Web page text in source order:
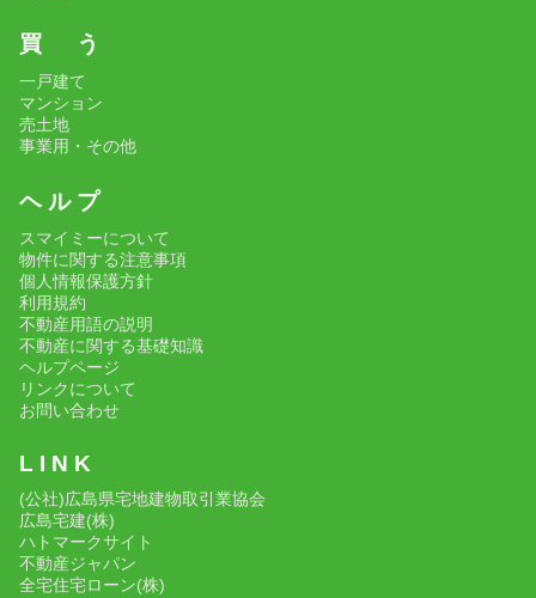
買 う
一戸建て
マンション
売土地
事業用・その他
ヘ ル プ
スマイミーについて
物件に関する注意事項
個人情報保護方針
利用規約
不動産用語の説明
不動産に関する基礎知識
ヘルプページ
リンクについて
お問い合わせ
L I N K
(公社)広島県宅地建物取引業協会
広島宅建(株)
ハトマークサイト
不動産ジャパン
全宅住宅ローン(株)